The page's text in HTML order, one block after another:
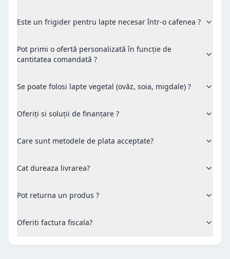
Este un frigider pentru lapte necesar într-o cafenea ?
Pot primi o ofertă personalizată în funcție de
cantitatea comandată ?
Se poate folosi lapte vegetal (ovăz, soia, migdale) ?
Oferiți si soluții de finanțare ?
Care sunt metodele de plata acceptate?
Cat dureaza livrarea?
Pot returna un produs ?
Oferiti factura fiscala?